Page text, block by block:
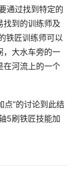
通过找到特定的
找到的训练师及
铁匠训练师可以
，大水车旁的一
在河流上的一个
点”的讨论到此结
5刷铁匠技能加